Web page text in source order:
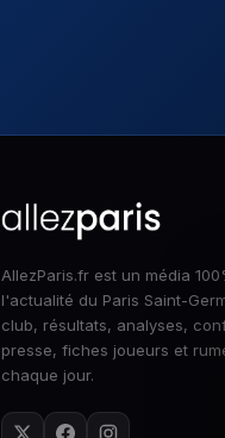
AllezParis.fr est un média
l'actualité du Paris Saint-
club, résultats, analyses,
presse, fiches joueurs et
chaque jour.